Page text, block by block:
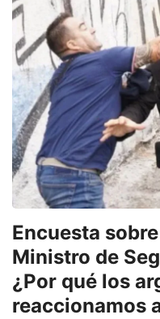
Encuesta
Ministro de
¿Por qué los
reaccionamos